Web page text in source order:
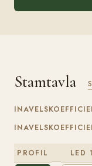
Stamtavla
PROFIL LED 1